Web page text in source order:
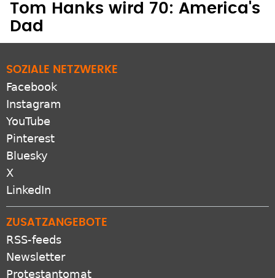
Tom Hanks wird 70: America's
Dad
SOZIALE NETZWERKE
Facebook
Instagram
YouTube
Pinterest
Bluesky
X
LinkedIn
ZUSATZANGEBOTE
RSS-feeds
Newsletter
Protestantomat